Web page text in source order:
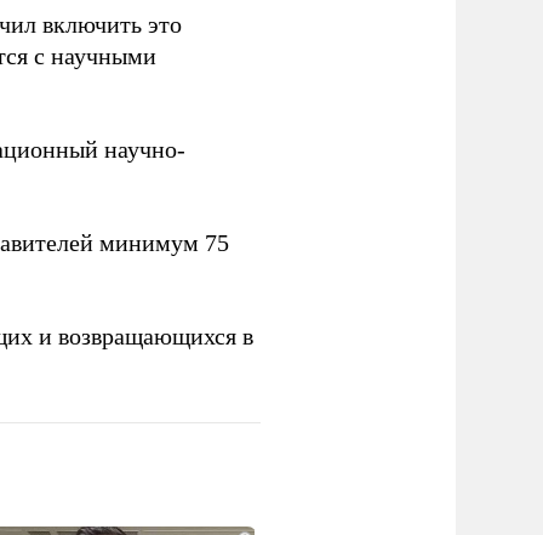
включить это
с научными
научно-
минимум 75
и возвращающихся в